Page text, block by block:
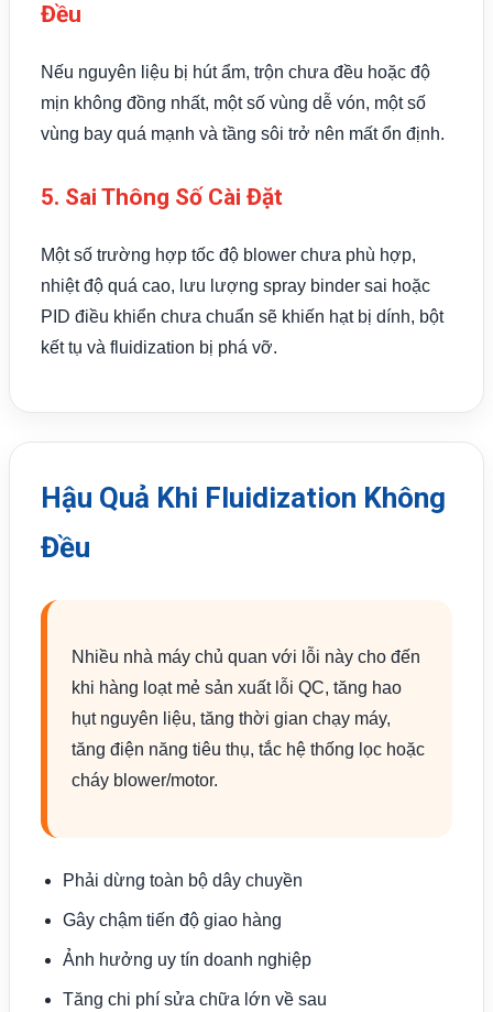
Đều
Nếu nguyên liệu bị hút ẩm, trộn chưa đều hoặc độ
mịn không đồng nhất, một số vùng dễ vón, một số
vùng bay quá mạnh và tầng sôi trở nên mất ổn định.
5. Sai Thông Số Cài Đặt
Một số trường hợp tốc độ blower chưa phù hợp,
nhiệt độ quá cao, lưu lượng spray binder sai hoặc
PID điều khiển chưa chuẩn sẽ khiến hạt bị dính, bột
kết tụ và fluidization bị phá vỡ.
Hậu Quả Khi Fluidization Không
Đều
Nhiều nhà máy chủ quan với lỗi này cho đến
khi hàng loạt mẻ sản xuất lỗi QC, tăng hao
hụt nguyên liệu, tăng thời gian chạy máy,
tăng điện năng tiêu thụ, tắc hệ thống lọc hoặc
cháy blower/motor.
Phải dừng toàn bộ dây chuyền
Gây chậm tiến độ giao hàng
Ảnh hưởng uy tín doanh nghiệp
Tăng chi phí sửa chữa lớn về sau